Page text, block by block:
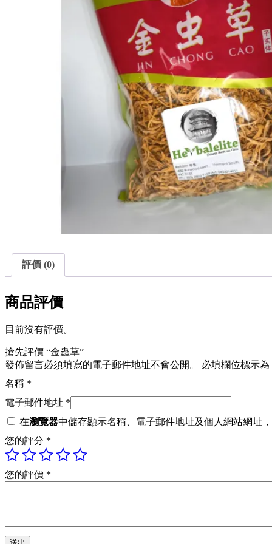
評價 (0)
商品評價
目前沒有評價。
搶先評價 “金蟲草”
發佈留言必須填寫的電子郵件地址不會公開。
必填欄位標示為
名稱 *
電子郵件地址 *
在瀏覽器中儲存顯示名稱、電子郵件地址及個人網站網址
您的評分 *
您的評價 *